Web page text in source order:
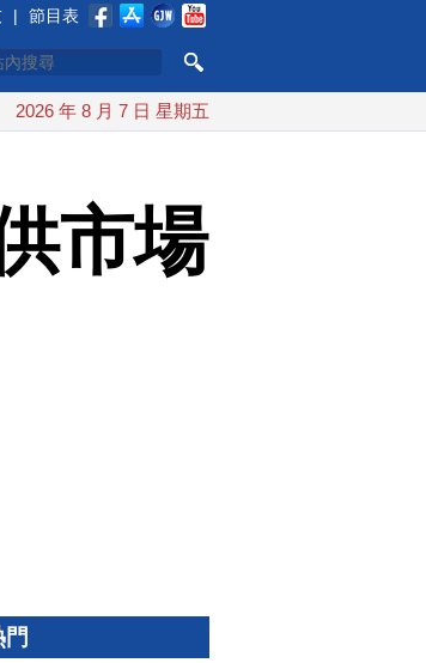
| 節目表
稅 日本氣象廳緊盯白海豚颱風 台灣最快下午
2026 年 8 月 7 日 星期五
市場